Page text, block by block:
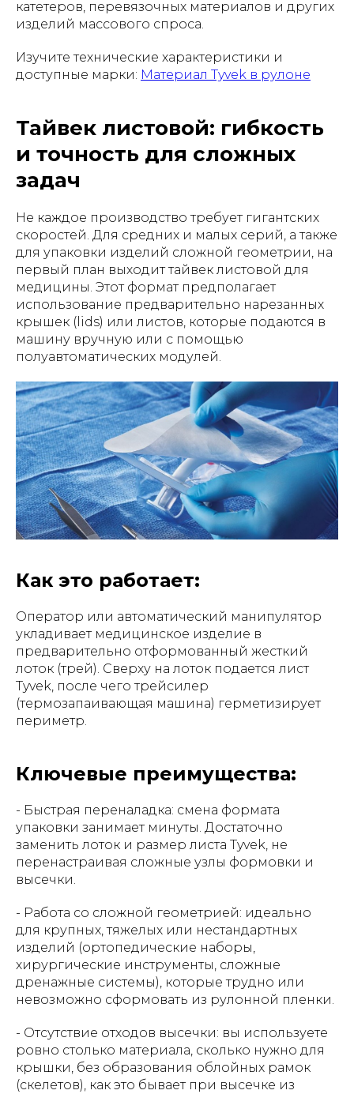
катетеров, перевязочных материалов и других
изделий массового спроса.
Изучите технические характеристики и
доступные марки: Материал Tyvek в рулоне
Тайвек листовой: гибкость
и точность для сложных
задач
Не каждое производство требует гигантских
скоростей. Для средних и малых серий, а также
для упаковки изделий сложной геометрии, на
первый план выходит тайвек листовой для
медицины. Этот формат предполагает
использование предварительно нарезанных
крышек (lids) или листов, которые подаются в
машину вручную или с помощью
полуавтоматических модулей.
Как это работает:
Оператор или автоматический манипулятор
укладивает медицинское изделие в
предварительно отформованный жесткий
лоток (трей). Сверху на лоток подается лист
Tyvek, после чего трейсилер
(термозапаивающая машина) герметизирует
периметр.
Ключевые преимущества:
- Быстрая переналадка: смена формата
упаковки занимает минуты. Достаточно
заменить лоток и размер листа Tyvek, не
перенастраивая сложные узлы формовки и
высечки.
- Работа со сложной геометрией: идеально
для крупных, тяжелых или нестандартных
изделий (ортопедические наборы,
хирургические инструменты, сложные
дренажные системы), которые трудно или
невозможно сформовать из рулонной пленки.
- Отсутствие отходов высечки: вы используете
ровно столько материала, сколько нужно для
крышки, без образования облойных рамок
(скелетов), как это бывает при высечке из